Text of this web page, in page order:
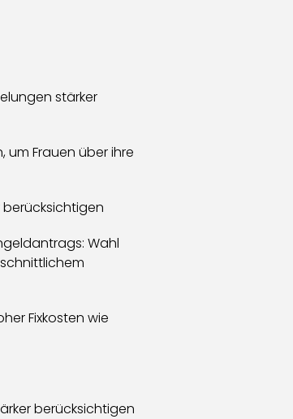
stärker
um Frauen über ihre
Wahl
Fixkosten wie
berücksichtigen